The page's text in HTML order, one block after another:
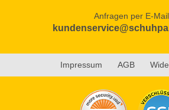
Anfragen per E-
Impressum AGB